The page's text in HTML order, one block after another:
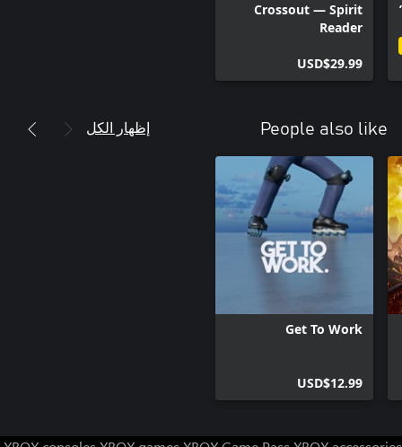
Crossout — Spirit
Reader
USD$29.99
People also like إظهار الكل
Get To Work
USD$12.99